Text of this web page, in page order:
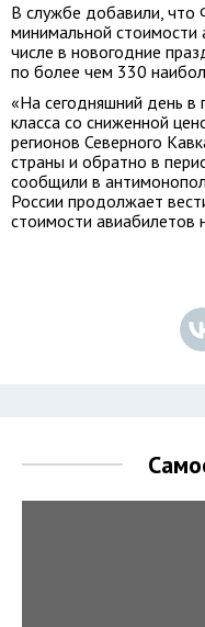
В службе добавили, что
минимальной стоимости
числе в новогодние
по более чем 330
«На сегодняшний день
класса со сниженной
регионов Северного
страны и обратно в
сообщили в
России продолжает
стоимости авиабилетов